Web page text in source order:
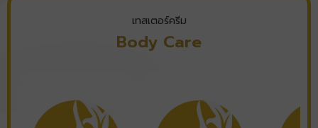
เทสเตอร์ครีม
Body Care